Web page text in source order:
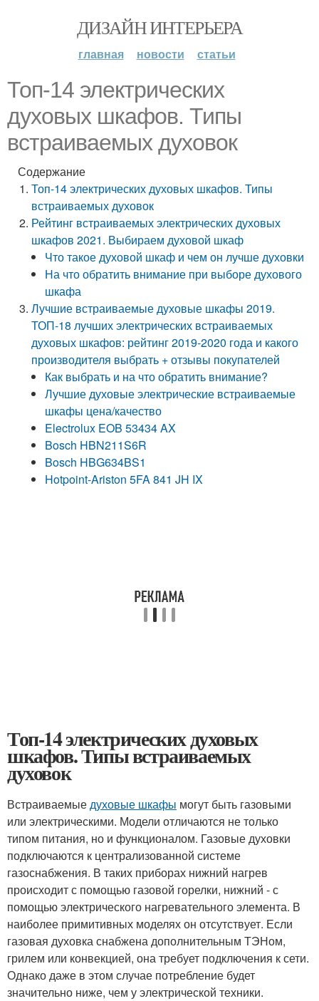
ДИЗАЙН ИНТЕРЬЕРА
главная новости статьи
Топ-14 электрических
духовых шкафов. Типы
встраиваемых духовок
Содержание
Топ-14 электрических духовых шкафов. Типы
встраиваемых духовок
Рейтинг встраиваемых электрических духовых
шкафов 2021. Выбираем духовой шкаф
Что такое духовой шкаф и чем он лучше духовки
На что обратить внимание при выборе духового
шкафа
Лучшие встраиваемые духовые шкафы 2019.
ТОП-18 лучших электрических встраиваемых
духовых шкафов: рейтинг 2019-2020 года и какого
производителя выбрать + отзывы покупателей
Как выбрать и на что обратить внимание?
Лучшие духовые электрические встраиваемые
шкафы цена/качество
Electrolux EOB 53434 AX
Bosch HBN211S6R
Bosch HBG634BS1
Hotpoint-Ariston 5FA 841 JH IX
Топ-14 электрических духовых
шкафов. Типы встраиваемых
духовок
Встраиваемыедуховые шкафы могут быть газовыми
или электрическими. Модели отличаются не только
типом питания, но и функционалом. Газовые духовки
подключаются к централизованной системе
газоснабжения. В таких приборах нижний нагрев
происходит с помощью газовой горелки, нижний - с
помощью электрического нагревательного элемента. В
наиболее примитивных моделях он отсутствует. Если
газовая духовка снабжена дополнительным ТЭНом,
грилем или конвекцией, она требует подключения к сети.
Однако даже в этом случае потребление будет
значительно ниже, чем у электрической техники.